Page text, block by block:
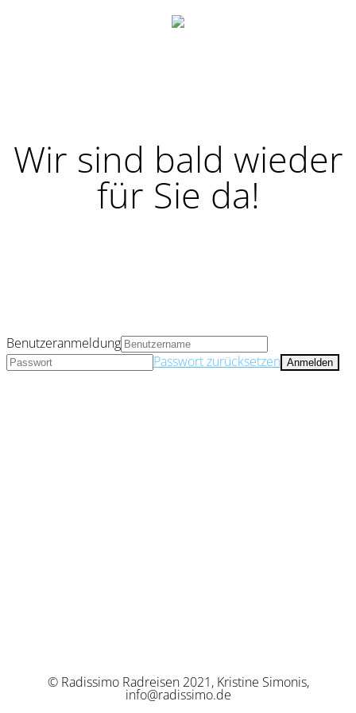
Wir sind bald wieder
für Sie da!
© Radissimo Radreisen 2021, Kristine Simonis,
info@radissimo.de
Benutzeranmeldung
Passwort zurücksetzen